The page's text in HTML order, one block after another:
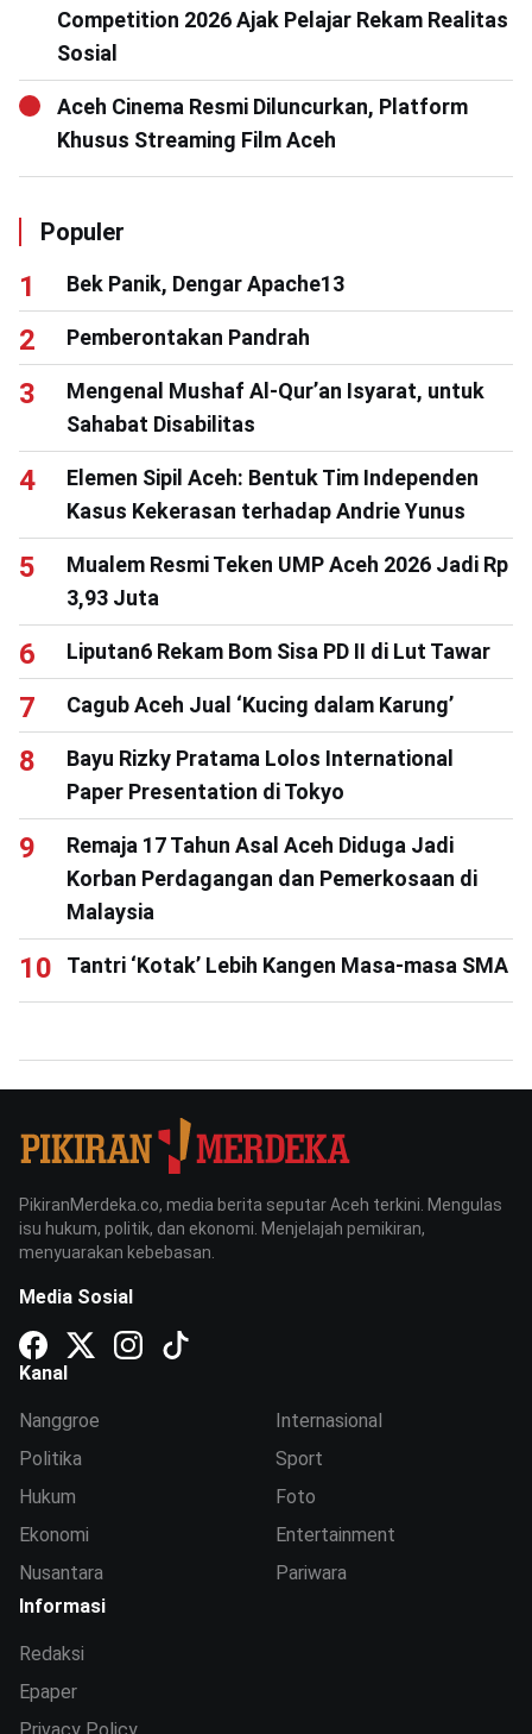
Competition 2026 Ajak Pelajar Rekam Realitas
Sosial
Aceh Cinema Resmi Diluncurkan, Platform
Khusus Streaming Film Aceh
Populer
Bek Panik, Dengar Apache13
Pemberontakan Pandrah
Mengenal Mushaf Al-Qur’an Isyarat, untuk
Sahabat Disabilitas
Elemen Sipil Aceh: Bentuk Tim Independen
Kasus Kekerasan terhadap Andrie Yunus
Mualem Resmi Teken UMP Aceh 2026 Jadi Rp
3,93 Juta
Liputan6 Rekam Bom Sisa PD II di Lut Tawar
Cagub Aceh Jual ‘Kucing dalam Karung’
Bayu Rizky Pratama Lolos International
Paper Presentation di Tokyo
Remaja 17 Tahun Asal Aceh Diduga Jadi
Korban Perdagangan dan Pemerkosaan di
Malaysia
Tantri ‘Kotak’ Lebih Kangen Masa-masa SMA
PikiranMerdeka.co, media berita seputar Aceh terkini. Mengulas
isu hukum, politik, dan ekonomi. Menjelajah pemikiran,
menyuarakan kebebasan.
Media Sosial
Kanal
Nanggroe
Politika
Hukum
Ekonomi
Nusantara
Internasional
Sport
Foto
Entertainment
Pariwara
Informasi
Redaksi
Epaper